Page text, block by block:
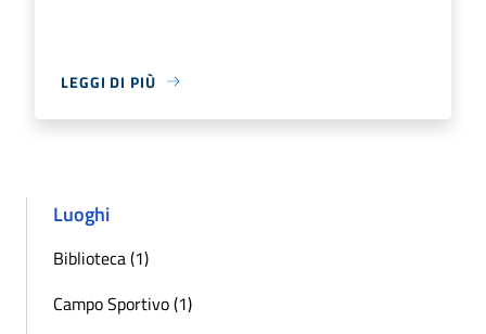
LEGGI DI PIÙ
Luoghi
Biblioteca (1)
Campo Sportivo (1)